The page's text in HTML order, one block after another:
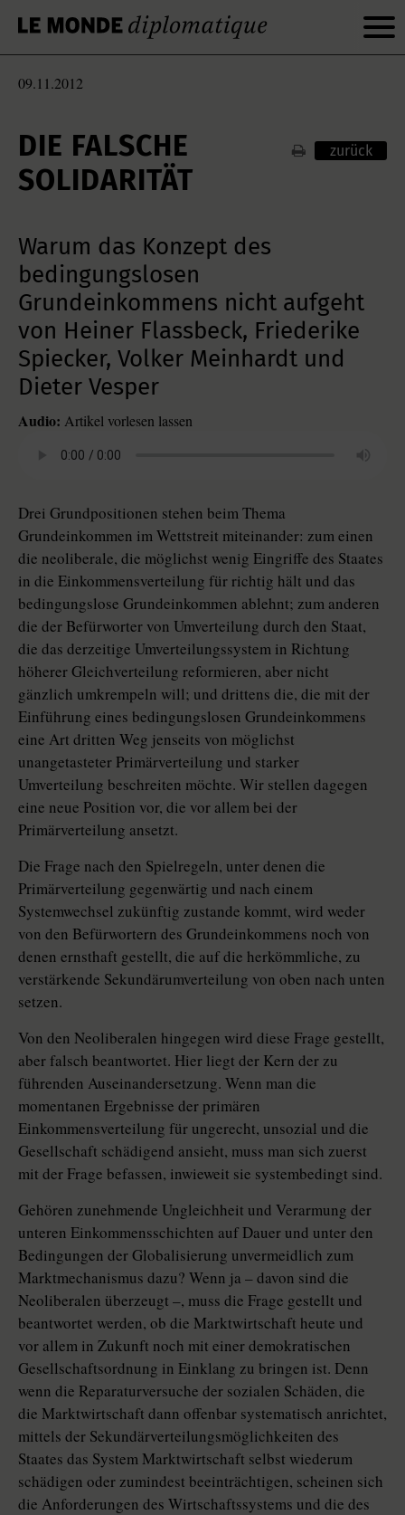
09.11.2012
DIE FALSCHE
SOLIDARITÄT
zurück
Warum das Konzept des
bedingungslosen
Grundeinkommens nicht aufgeht
von Heiner Flassbeck, Friederike
Spiecker, Volker Meinhardt und
Dieter Vesper
Audio: Artikel vorlesen lassen
Drei Grundpositionen stehen beim Thema
Grundeinkommen im Wettstreit miteinander: zum einen
die neoliberale, die möglichst wenig Eingriffe des Staates
in die Einkommensverteilung für richtig hält und das
bedingungslose Grundeinkommen ablehnt; zum anderen
die der Befürworter von Umverteilung durch den Staat,
die das derzeitige Umverteilungssystem in Richtung
höherer Gleichverteilung reformieren, aber nicht
gänzlich umkrempeln will; und drittens die, die mit der
Einführung eines bedingungslosen Grundeinkommens
eine Art dritten Weg jenseits von möglichst
unangetasteter Primärverteilung und starker
Umverteilung beschreiten möchte. Wir stellen dagegen
eine neue Position vor, die vor allem bei der
Primärverteilung ansetzt.
Die Frage nach den Spielregeln, unter denen die
Primärverteilung gegenwärtig und nach einem
Systemwechsel zukünftig zustande kommt, wird weder
von den Befürwortern des Grundeinkommens noch von
denen ernsthaft gestellt, die auf die herkömmliche, zu
verstärkende Sekundärumverteilung von oben nach unten
setzen.
Von den Neoliberalen hingegen wird diese Frage gestellt,
aber falsch beantwortet. Hier liegt der Kern der zu
führenden Auseinandersetzung. Wenn man die
momentanen Ergebnisse der primären
Einkommensverteilung für ungerecht, unsozial und die
Gesellschaft schädigend ansieht, muss man sich zuerst
mit der Frage befassen, inwieweit sie systembedingt sind.
Gehören zunehmende Ungleichheit und Verarmung der
unteren Einkommensschichten auf Dauer und unter den
Bedingungen der Globalisierung unvermeidlich zum
Marktmechanismus dazu? Wenn ja – davon sind die
Neoliberalen überzeugt –, muss die Frage gestellt und
beantwortet werden, ob die Marktwirtschaft heute und
vor allem in Zukunft noch mit einer demokratischen
Gesellschaftsordnung in Einklang zu bringen ist. Denn
wenn die Reparaturversuche der sozialen Schäden, die
die Marktwirtschaft dann offenbar systematisch anrichtet,
mittels der Sekundärverteilungsmöglichkeiten des
Staates das System Marktwirtschaft selbst wiederum
schädigen oder zumindest beeinträchtigen, scheinen sich
die Anforderungen des Wirtschaftssystems und die des